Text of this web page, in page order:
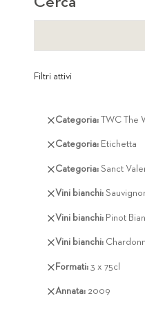
Filtri attivi
Categoria TWC The
Rimuovi
articolo
Categoria Etichetta
Rimuovi
articolo
Categoria Sanct
Rimuovi
articolo
Vini bianchi
Rimuovi
articolo
Vini bianchi Pinot
Rimuovi
articolo
Vini bianchi
Rimuovi
articolo
Formati 3 x 75cl
Rimuovi
articolo
Annata 2009
Rimuovi